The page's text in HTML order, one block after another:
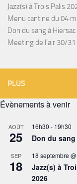
Jazz(s) à Trois Palis
Menu cantine du 04
Don du sang à Hiersac
Meeting de l’air 30/
PLUS
Évènements à venir
AOÛT
25
16h30 - 19h30
Don du
SEP
18
18 septembre
Jazz(s) à
2026